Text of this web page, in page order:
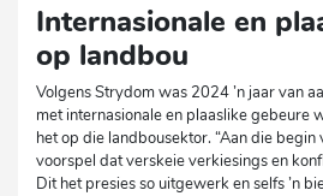
Internasionale en
op landbou
Volgens Strydom was 2024 ’n jaar van
met internasionale en plaaslike gebeure
het op die landbousektor. “Aan die
voorspel dat verskeie verkiesings en
Dit het presies so uitgewerk en selfs ’n